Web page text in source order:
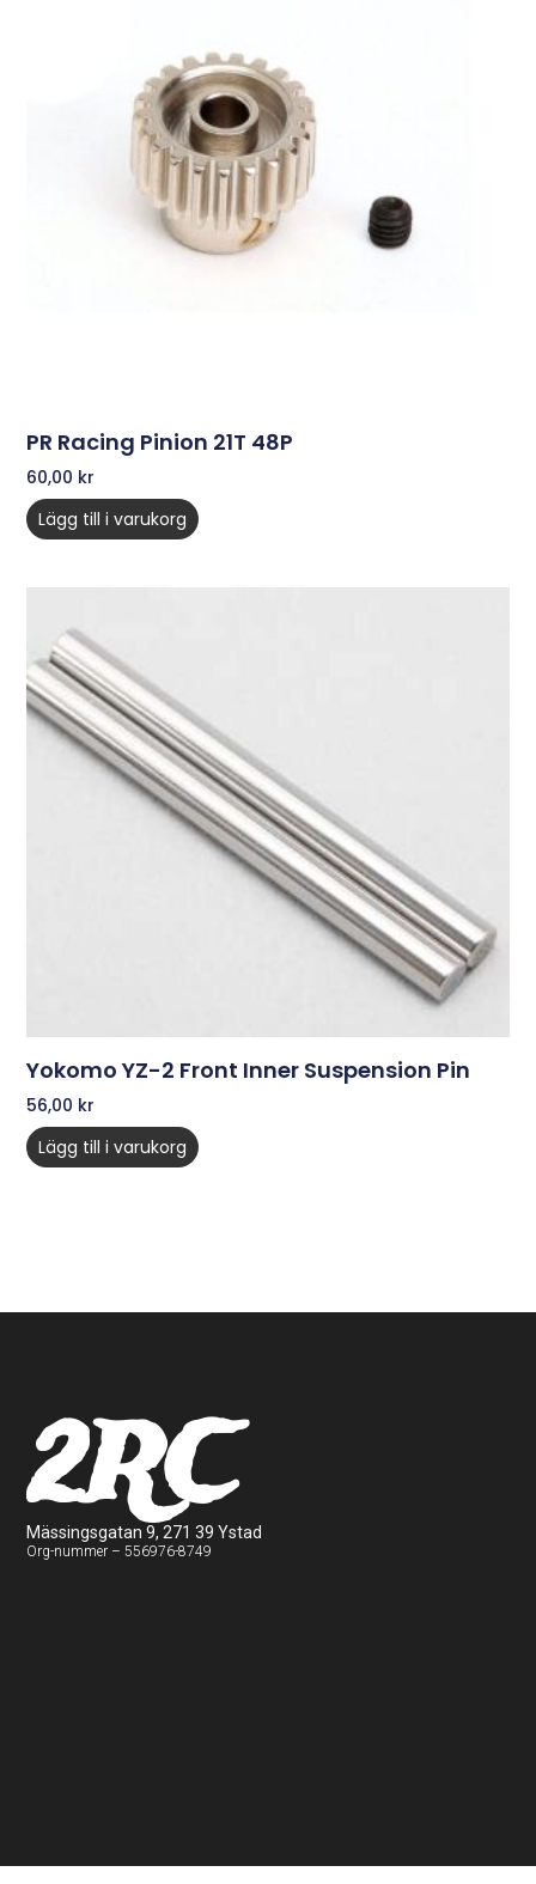
PR Racing Pinion 21T 48P
60,00 kr
Lägg till i varukorg
Yokomo YZ-2 Front Inner Suspension Pin
56,00 kr
Lägg till i varukorg
2RC
Mässingsgatan 9, 271 39 Ystad
Org-nummer – 556976-8749